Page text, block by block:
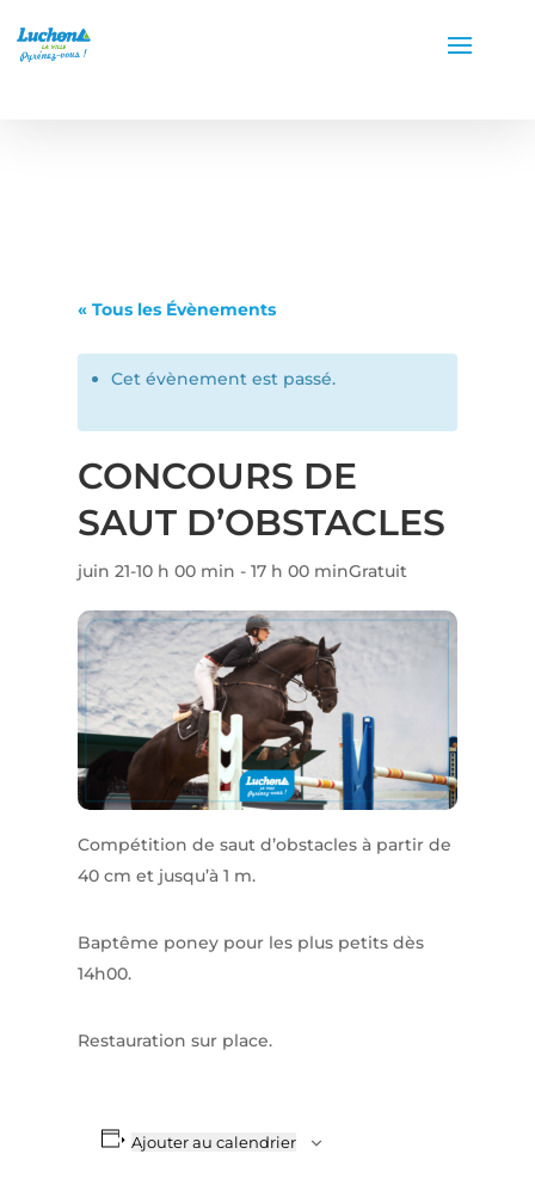
« Tous les Évènements
Cet évènement est passé.
CONCOURS DE
SAUT D’OBSTACLES
juin 21-10 h 00 min - 17 h 00 minGratuit
Compétition de saut d’obstacles à partir de
40 cm et jusqu’à 1 m.
Baptême poney pour les plus petits dès
14h00.
Restauration sur place.
Ajouter au calendrier